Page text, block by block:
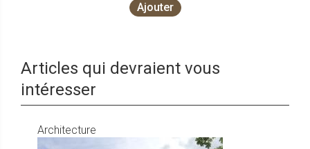
Ajouter
Articles qui devraient vous
intéresser
Architecture